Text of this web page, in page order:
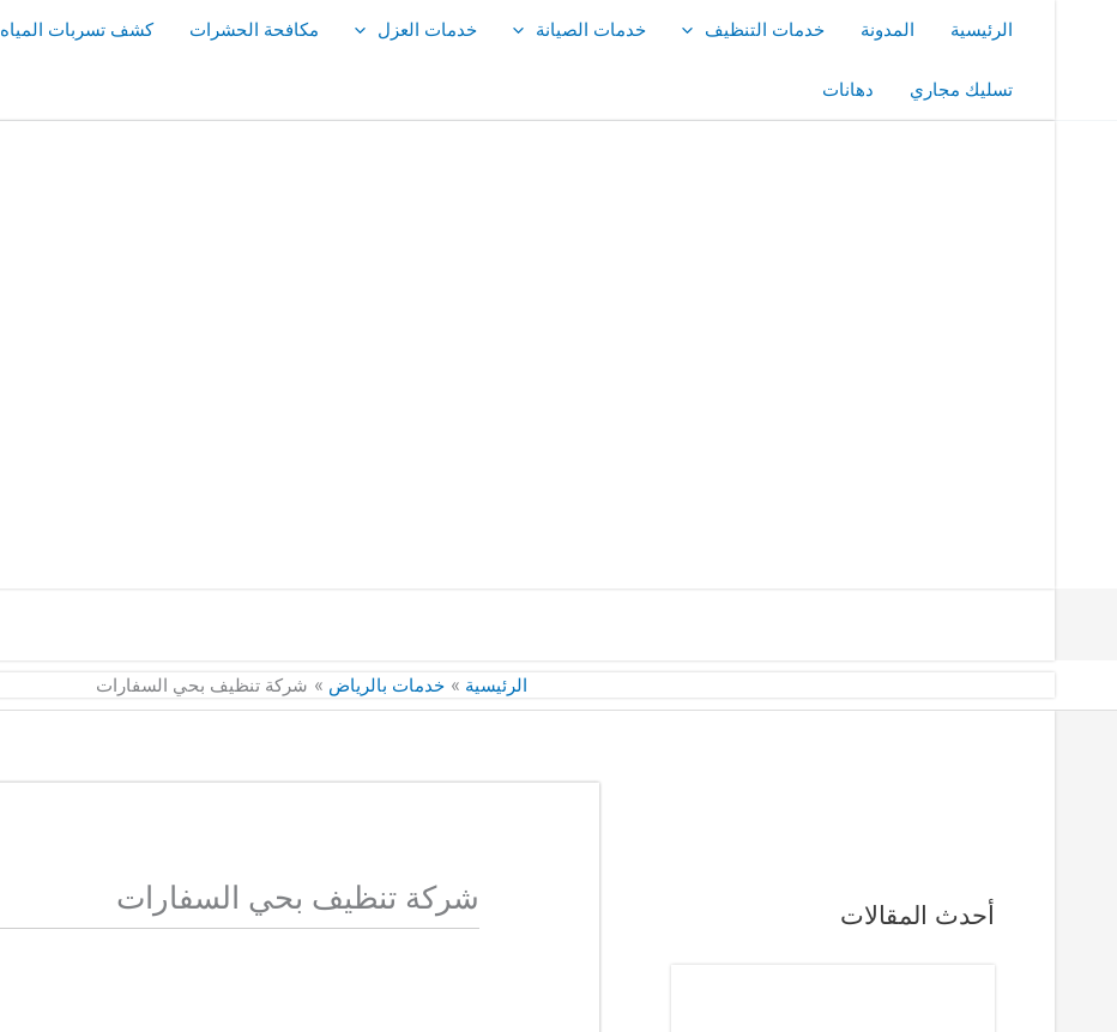
الرئيسية المدونة خدمات التنظيف خدمات الصيانة خدمات العزل مكافحة الحشرات كشف تسربات المياه
تسليك مجاري دهانات
الرئيسية خدمات بالرياض شركة تنظيف بحي السفارات
أحدث المقالات شركة تنظيف بحي السفارات